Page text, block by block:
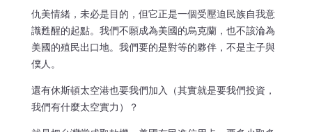
仇美情緒，未必是目的，但它正是一個受壓迫民族自我意
識甦醒的起點。我們不願成為美國的烏克蘭，也不該淪為
美國的殖民出口地。我們要的是對等的夥伴，不是主子與
僕人。
還有休斯頓太空港也要我們加入（其實就是要我們投資，
我們有什麼太空實力）？